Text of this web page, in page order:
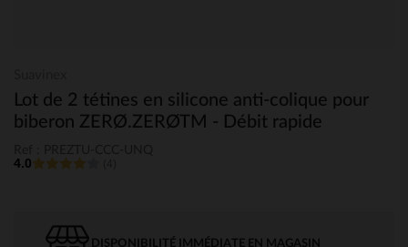
Lot de 2 tétines en silicone anti-colique pour
biberon ZERØ.ZERØTM - Débit rapide
4.0
DISPONIBILITÉ IMMÉDIATE EN MAGASIN